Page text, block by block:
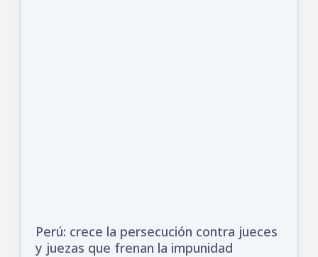
Perú: crece la persecución contra jueces
y juezas que frenan la impunidad